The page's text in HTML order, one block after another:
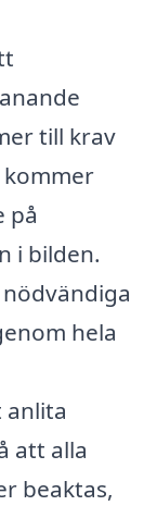
till krav
på
i bilden.
hela
anlita
att alla
beaktas,